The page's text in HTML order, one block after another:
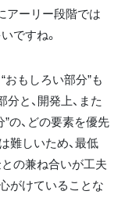
アーリー段階では
ですね。
もしろい部分”も
と、開発上、また
の、どの要素を優先
難しいため、最低
の兼ね合いが工夫
がけていることな